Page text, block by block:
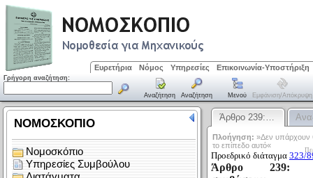
Ευρετήρια Νόμος Υπηρεσίες Επικοινωνία-Υποστήριξη
Γρήγορη αναζήτηση:
Αναζήτηση Αναζήτηση Μενού Εμφάνιση/απόκρυψη
Άρθρο 239:…